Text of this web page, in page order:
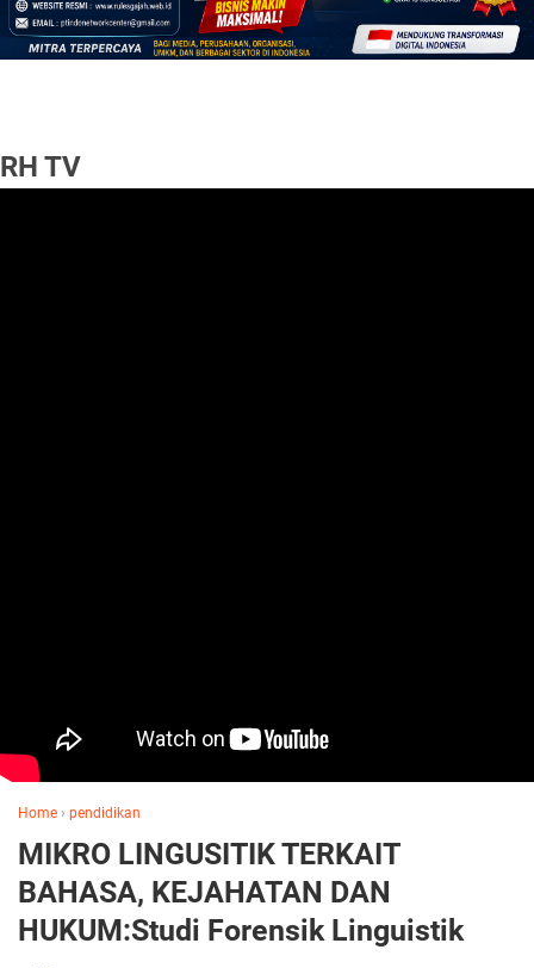
RH TV
Home › pendidikan
MIKRO LINGUSITIK TERKAIT
BAHASA, KEJAHATAN DAN
HUKUM:Studi Forensik Linguistik